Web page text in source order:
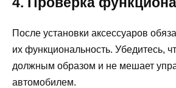
После установки аксессуаров
их функциональность. Убедитесь,
должным образом и не мешает
автомобилем.